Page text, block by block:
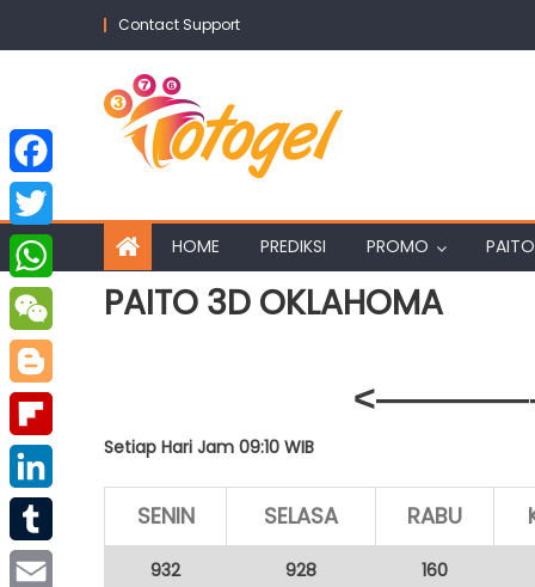
Contact Support
HOME PREDIKSI PROMO PAITO
PAITO 3D OKLAHOMA
Setiap Hari Jam 09:10 WIB
SENIN SELASA RABU
932 928 160
Facebook
Twitter
WhatsApp
WeChat
Blogger
Flipboard
LinkedIn
Tumblr